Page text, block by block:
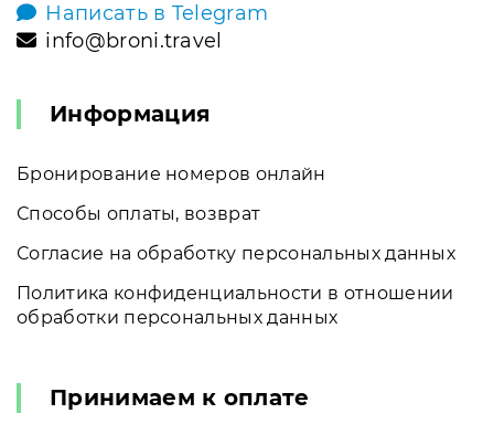
Написать в Telegram
info@broni.travel
Информация
Бронирование номеров онлайн
Способы оплаты, возврат
Согласие на обработку персональных данных
Политика конфиденциальности в отношении
обработки персональных данных
Принимаем к оплате